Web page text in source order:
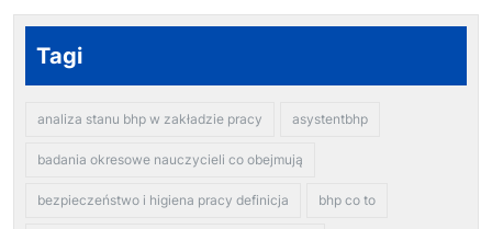
Tagi
analiza stanu bhp w zakładzie pracy asystentbhp
badania okresowe nauczycieli co obejmują
bezpieczeństwo i higiena pracy definicja bhp co to